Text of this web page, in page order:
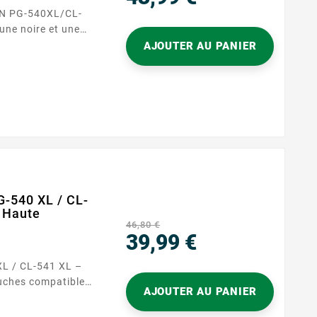
PG-540XL/CL-
noire et une
du
AJOUTER AU PANIER
540 XL / CL-
/ CL-541 XL –
540 XL (noir) et
fiable,
46,80 €
39,99 €
AJOUTER AU PANIER